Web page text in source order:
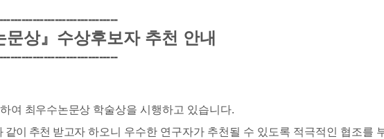
문상』 수상후보자 추천 안내
여 최우수논문상 학술상을 시행하고 있습니다.
같이 추천 받고자 하오니 우수한 연구자가 추천될 수 있도록 적극적인 협조를